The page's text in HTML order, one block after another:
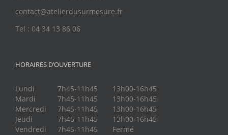
contact@atelierdusurmesure.fr
Tel : 04 34 13 86 06
HORAIRES D’OUVERTURE
Lundi 7h45-11h45
13h00-16h45
Mardi
7h45-11h45
13h00-16h45
Mercredi
7h45-11h45
13h00-16h45
Jeudi
7h45-11h45
13h00-16h45
Vendredi
7h45-11h45 Fermé